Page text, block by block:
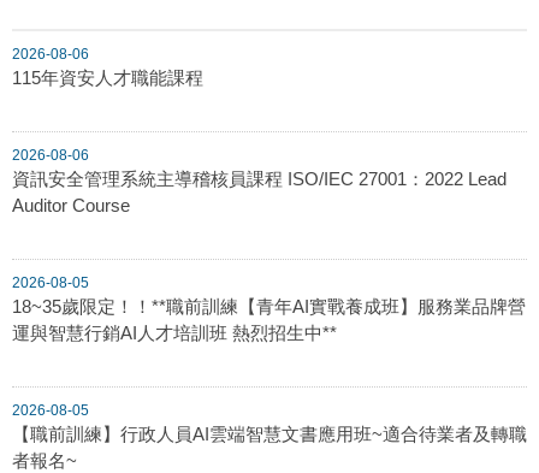
2026-08-06
115年資安人才職能課程
2026-08-06
資訊安全管理系統主導稽核員課程 ISO/IEC 27001：2022 Lead
Auditor Course
2026-08-05
18~35歲限定！！**職前訓練【青年AI實戰養成班】服務業品牌營
運與智慧行銷AI人才培訓班 熱烈招生中**
2026-08-05
【職前訓練】行政人員AI雲端智慧文書應用班~適合待業者及轉職
者報名~